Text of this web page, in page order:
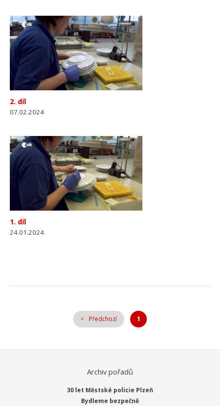
2. díl
07.02.2024
1. díl
24.01.2024
Předchozí 1
Archiv pořadů
30 let Městské policie Plzeň
Bydleme bezpečně